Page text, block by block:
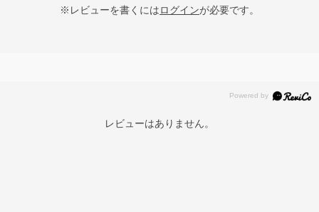
※レビューを書くにはログインが必要です。
レビューはありません。